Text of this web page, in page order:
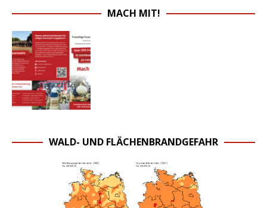
MACH MIT!
WALD- UND FLÄCHENBRANDGEFAHR